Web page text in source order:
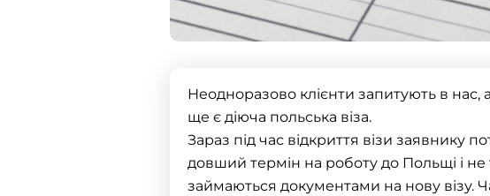
Неодноразово клієнти запитують в
ще є діюча польська віза.
Зараз під час відкриття візи заявнику
довший термін на роботу до Польщі і
займаються документами на нову візу.